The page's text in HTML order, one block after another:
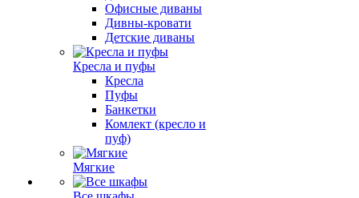
Офисные диваны
Дивны-кровати
Детские диваны
Кресла и пуфы
Кресла
Пуфы
Банкетки
Комлект (кресло и
пуф)
Мягкие